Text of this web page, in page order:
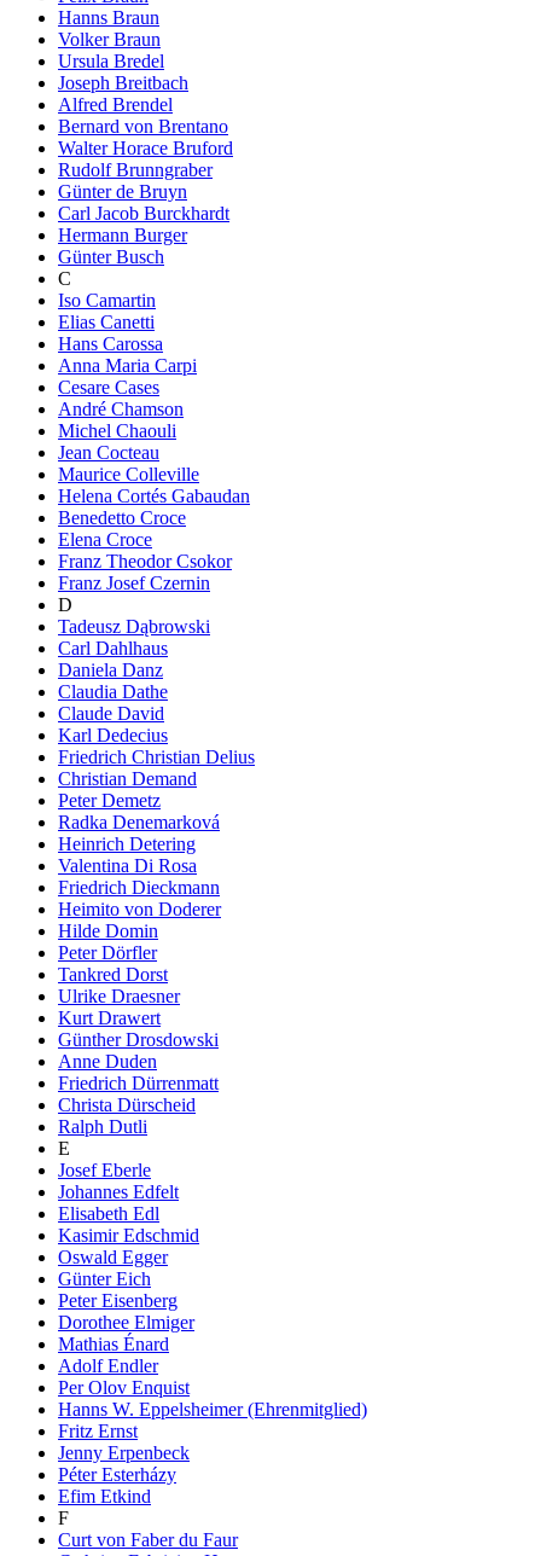
Hanns Braun
Volker Braun
Ursula Bredel
Joseph Breitbach
Alfred Brendel
Bernard von Brentano
Walter Horace Bruford
Rudolf Brunngraber
Günter de Bruyn
Carl Jacob Burckhardt
Hermann Burger
Günter Busch
C
Iso Camartin
Elias Canetti
Hans Carossa
Anna Maria Carpi
Cesare Cases
André Chamson
Michel Chaouli
Jean Cocteau
Maurice Colleville
Helena Cortés Gabaudan
Benedetto Croce
Elena Croce
Franz Theodor Csokor
Franz Josef Czernin
D
Tadeusz Dąbrowski
Carl Dahlhaus
Daniela Danz
Claudia Dathe
Claude David
Karl Dedecius
Friedrich Christian Delius
Christian Demand
Peter Demetz
Radka Denemarková
Heinrich Detering
Valentina Di Rosa
Friedrich Dieckmann
Heimito von Doderer
Hilde Domin
Peter Dörfler
Tankred Dorst
Ulrike Draesner
Kurt Drawert
Günther Drosdowski
Anne Duden
Friedrich Dürrenmatt
Christa Dürscheid
Ralph Dutli
E
Josef Eberle
Johannes Edfelt
Elisabeth Edl
Kasimir Edschmid
Oswald Egger
Günter Eich
Peter Eisenberg
Dorothee Elmiger
Mathias Énard
Adolf Endler
Per Olov Enquist
Hanns W. Eppelsheimer (Ehrenmitglied)
Fritz Ernst
Jenny Erpenbeck
Péter Esterházy
Efim Etkind
F
Curt von Faber du Faur